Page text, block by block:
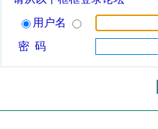
用户名
密 码